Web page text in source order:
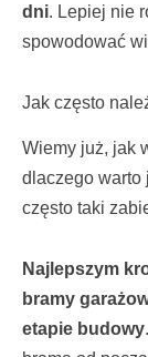
dni. Lepiej nie
spowodować
Jak często
Wiemy już, jak
dlaczego warto
często taki
Najlepszym
bramy
etapie budowy